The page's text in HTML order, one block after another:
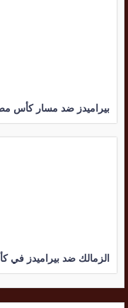
بيراميدز ضد مسار كأس مصر
الزمالك ضد بيراميدز في